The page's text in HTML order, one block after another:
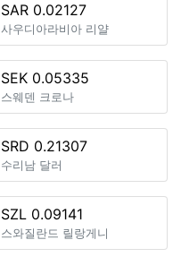
SAR 0.02127
사우디아라비아 리얄
SEK 0.05335
스웨덴 크로나
SRD 0.21307
수리남 달러
SZL 0.09141
스와질란드 릴랑게니